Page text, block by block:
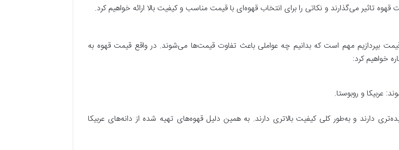
تاثیر می‌گذارند و نکاتی را برای انتخاب قهوه‌ای با قیمت مناسب و کیفیت بالا ارائه خواهیم کرد.
بپردازیم مهم است که بدانیم چه عواملی باعث تفاوت قیمت‌ها می‌شوند. در واقع قیمت قهوه به
خواهیم کرد:
عربیکا و روبوستا.
دارند و به‌طور کلی کیفیت بالاتری دارند. به همین دلیل قهوه‌های تهیه شده از دانه‌های عربیکا